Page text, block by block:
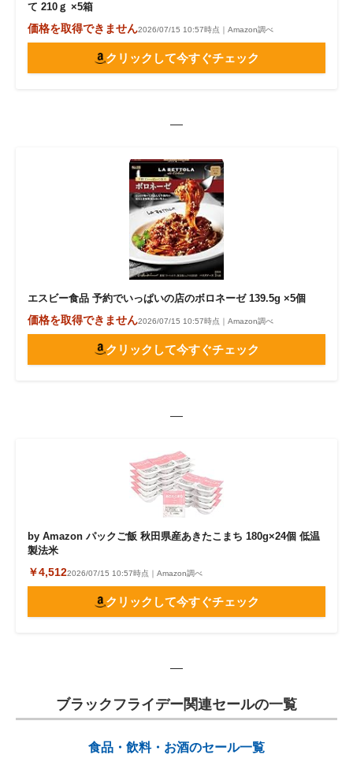
て 210ｇ ×5箱
価格を取得できません2026/07/15 10:57時点｜Amazon調べ
クリックして今すぐチェック
—
エスビー食品 予約でいっぱいの店のボロネーゼ 139.5g ×5個
価格を取得できません2026/07/15 10:57時点｜Amazon調べ
クリックして今すぐチェック
—
by Amazon パックご飯 秋田県産あきたこまち 180g×24個 低温
製法米
￥4,5122026/07/15 10:57時点｜Amazon調べ
クリックして今すぐチェック
—
ブラックフライデー関連セールの一覧
食品・飲料・お酒のセール一覧